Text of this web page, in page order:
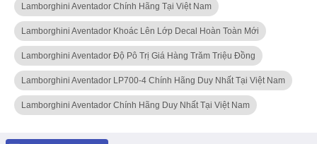
Lamborghini Aventador Chính Hãng Tại Việt Nam
Lamborghini Aventador Khoác Lên Lớp Decal Hoàn Toàn Mới
Lamborghini Aventador Độ Pô Trị Giá Hàng Trăm Triệu Đồng
Lamborghini Aventador LP700-4 Chính Hãng Duy Nhất Tại Việt Nam
Lamborghini Aventador Chính Hãng Duy Nhất Tại Việt Nam